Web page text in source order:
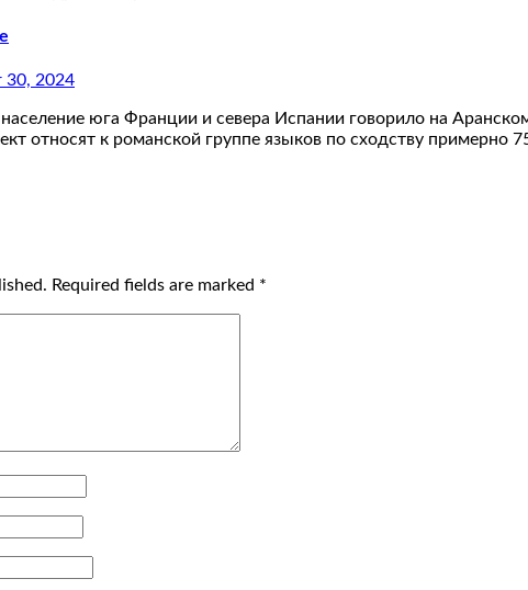
30, 2024
юга Франции и севера Испании говорило на
относят к романской группе языков по сходству примерно
Required fields are marked *